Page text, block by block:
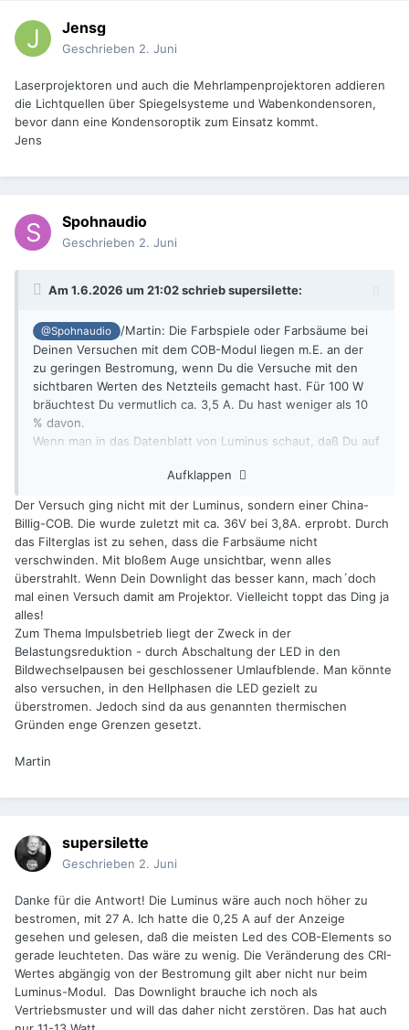
Jensg
Geschrieben 2. Juni
Laserprojektoren und auch die Mehrlampenprojektoren addieren
die Lichtquellen über Spiegelsysteme und Wabenkondensoren,
bevor dann eine Kondensoroptik zum Einsatz kommt.
Jens
Spohnaudio
Geschrieben 2. Juni
Am 1.6.2026 um 21:02 schriebsupersilette:
@Spohnaudio
/Martin: Die Farbspiele oder Farbsäume bei
Deinen Versuchen mit dem COB-Modul liegen m.E. an der
zu geringen Bestromung, wenn Du die Versuche mit den
sichtbaren Werten des Netzteils gemacht hast. Für 100 W
bräuchtest Du vermutlich ca. 3,5 A. Du hast weniger als 10
% davon.
Wenn man in das Datenblatt von Luminus schaut, daß Du auf
Effekt auf S.9 im Diagramm Relative CRI-Shift vs If
eingestellt?
Ich habe mir heute nachmittag mal ein eher günstiges
Downlight aus eigenen Beständen angeschaut. Da sehe ich
nichts von Farbsäumen.
Was sollte denn der Impulsbetrieb ändern?
Aufklappen
Der Versuch ging nicht mit der Luminus, sondern einer China-
Billig-COB. Die wurde zuletzt mit ca. 36V bei 3,8A. erprobt. Durch
das Filterglas ist zu sehen, dass die Farbsäume nicht
verschwinden. Mit bloßem Auge unsichtbar, wenn alles
überstrahlt. Wenn Dein Downlight das besser kann, mach´doch
mal einen Versuch damit am Projektor. Vielleicht toppt das Ding ja
alles!
Zum Thema Impulsbetrieb liegt der Zweck in der
Belastungsreduktion - durch Abschaltung der LED in den
Bildwechselpausen bei geschlossener Umlaufblende. Man könnte
also versuchen, in den Hellphasen die LED gezielt zu
überstromen. Jedoch sind da aus genannten thermischen
Gründen enge Grenzen gesetzt.
Martin
supersilette
Geschrieben 2. Juni
Danke für die Antwort! Die Luminus wäre auch noch höher zu
bestromen, mit 27 A. Ich hatte die 0,25 A auf der Anzeige
gesehen und gelesen, daß die meisten Led des COB-Elements so
gerade leuchteten. Das wäre zu wenig. Die Veränderung des CRI-
Wertes abgängig von der Bestromung gilt aber nicht nur beim
Luminus-Modul. Das Downlight brauche ich noch als
Vertriebsmuster und will das daher nicht zerstören. Das hat auch